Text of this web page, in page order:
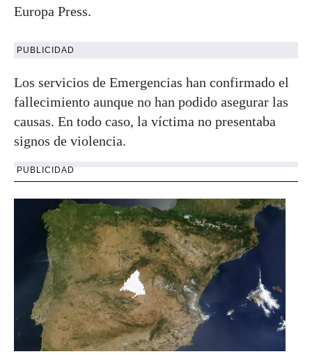
Europa Press.
PUBLICIDAD
Los servicios de Emergencias han confirmado el
fallecimiento aunque no han podido asegurar las
causas. En todo caso, la víctima no presentaba
signos de violencia.
PUBLICIDAD